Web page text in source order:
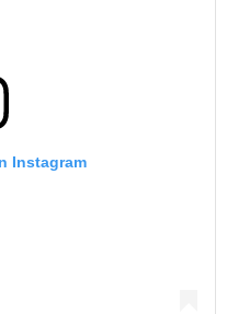
Instagram